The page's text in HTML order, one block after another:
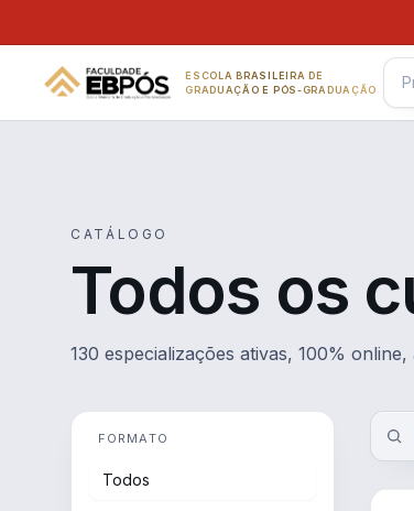
ESCOLA BRASILEIRA DE
GRADUAÇÃO E PÓS-GRADUAÇÃO
CATÁLOGO
Todos os
130 especializações ativas, 100%
FORMATO
Todos